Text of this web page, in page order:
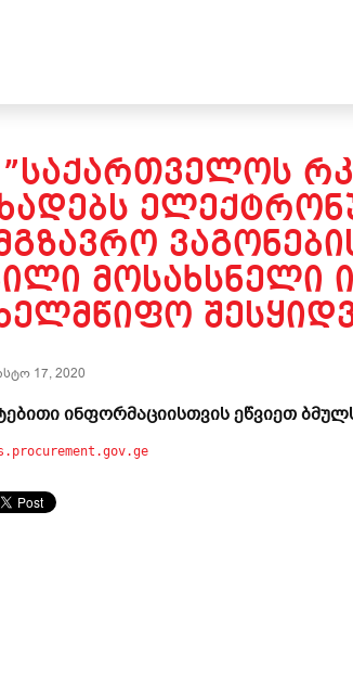
”ᲡᲐᲥᲐᲠᲗᲕᲔᲚᲝᲡ
ᲛᲝᲡᲐᲮᲡᲜᲔᲚᲘ
17, 2020
ინფორმაციისთვის ეწვიეთ